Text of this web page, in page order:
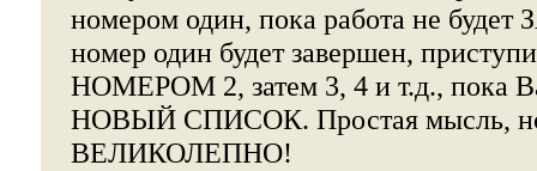
номером один, пока работа не
номер один будет завершен,
НОМЕРОМ 2, затем 3, 4 и т.д., пока
НОВЫЙ СПИСОК. Простая мысль, но
ВЕЛИКОЛЕПНО!